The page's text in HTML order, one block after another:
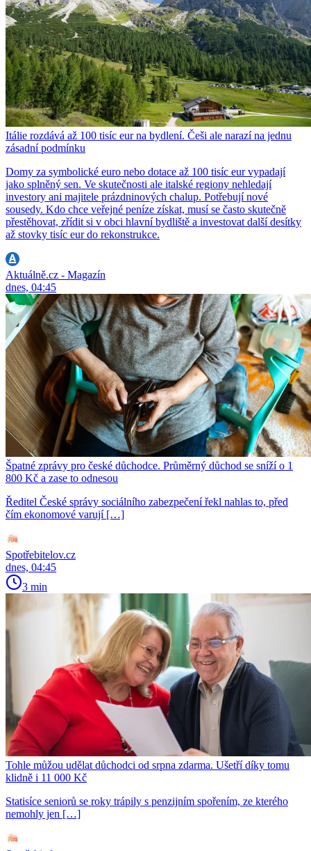
Itálie rozdává až 100 tisíc eur na bydlení. Češi ale narazí na jednu
zásadní podmínku
Domy za symbolické euro nebo dotace až 100 tisíc eur vypadají
jako splněný sen. Ve skutečnosti ale italské regiony nehledají
investory ani majitele prázdninových chalup. Potřebují nové
sousedy. Kdo chce veřejné peníze získat, musí se často skutečně
přestěhovat, zřídit si v obci hlavní bydliště a investovat další desítky
až stovky tisíc eur do rekonstrukce.
Aktuálně.cz - Magazín
dnes, 04:45
Špatné zprávy pro české důchodce. Průměrný důchod se sníží o 1
800 Kč a zase to odnesou
Ředitel České správy sociálního zabezpečení řekl nahlas to, před
čím ekonomové varují […]
Spotřebitelov.cz
dnes, 04:45
3 min
Tohle můžou udělat důchodci od srpna zdarma. Ušetří díky tomu
klidně i 11 000 Kč
Statisíce seniorů se roky trápily s penzijním spořením, ze kterého
nemohly jen […]